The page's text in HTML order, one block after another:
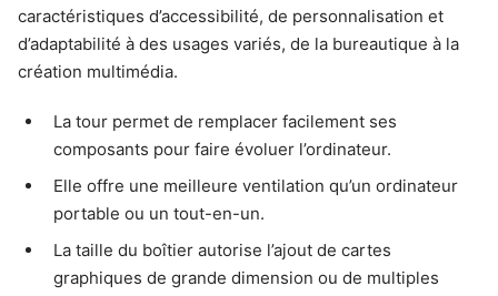
caractéristiques d’accessibilité, de personnalisation et
d’adaptabilité à des usages variés, de la bureautique à la
création multimédia.
La tour permet de remplacer facilement ses
composants pour faire évoluer l’ordinateur.
Elle offre une meilleure ventilation qu’un ordinateur
portable ou un tout-en-un.
La taille du boîtier autorise l’ajout de cartes
graphiques de grande dimension ou de multiples